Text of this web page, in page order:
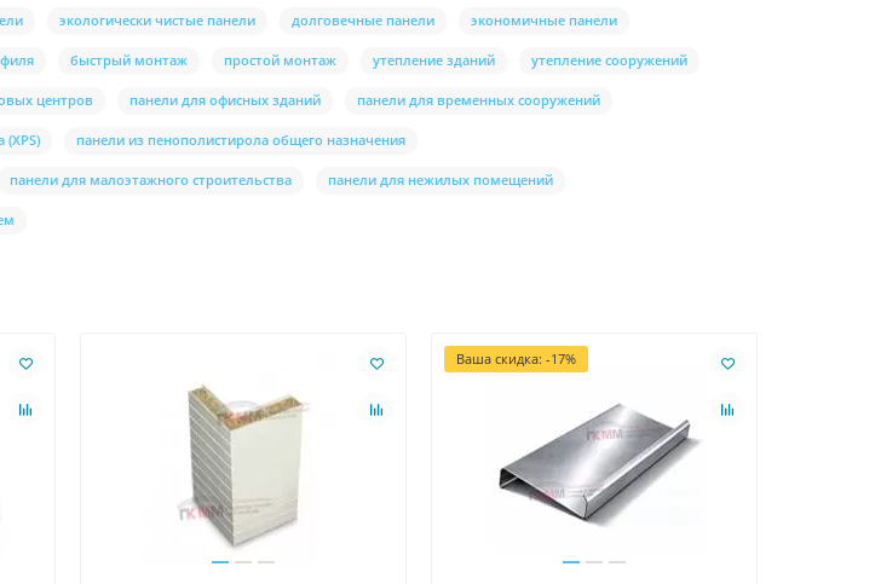
экологически чистые панели долговечные панели экономичные панели
быстрый монтаж простой монтаж утепление зданий утепление сооружений
центров панели для офисных зданий панели для временных сооружений
панели из пенополистирола общего назначения
панели для малоэтажного строительства панели для нежилых помещений
Ваша скидка: -17%